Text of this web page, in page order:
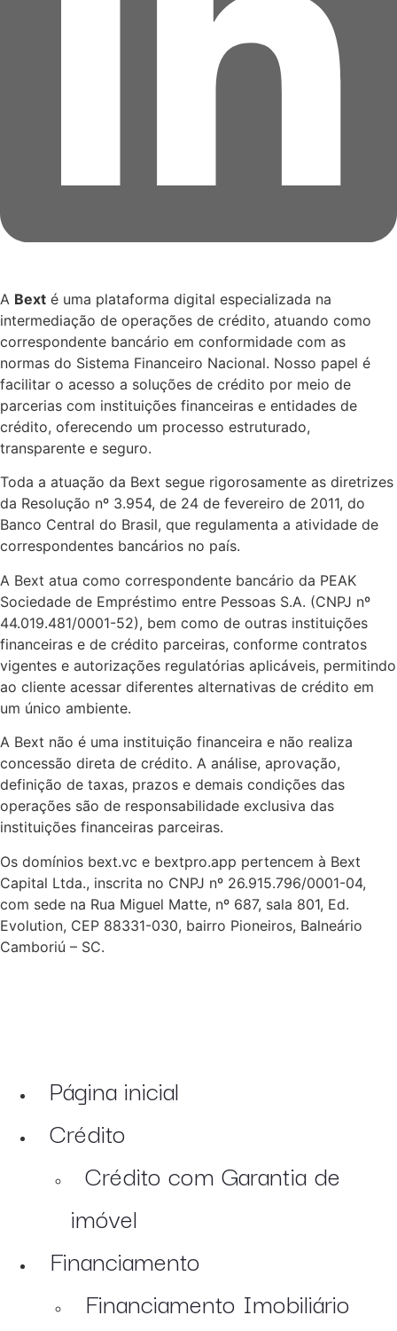
A Bext é uma plataforma digital especializada na
intermediação de operações de crédito, atuando como
correspondente bancário em conformidade com as
normas do Sistema Financeiro Nacional. Nosso papel é
facilitar o acesso a soluções de crédito por meio de
parcerias com instituições financeiras e entidades de
crédito, oferecendo um processo estruturado,
transparente e seguro.
Toda a atuação da Bext segue rigorosamente as diretrizes
da Resolução nº 3.954, de 24 de fevereiro de 2011, do
Banco Central do Brasil, que regulamenta a atividade de
correspondentes bancários no país.
A Bext atua como correspondente bancário da PEAK
Sociedade de Empréstimo entre Pessoas S.A. (CNPJ nº
44.019.481/0001-52), bem como de outras instituições
financeiras e de crédito parceiras, conforme contratos
vigentes e autorizações regulatórias aplicáveis, permitindo
ao cliente acessar diferentes alternativas de crédito em
um único ambiente.
A Bext não é uma instituição financeira e não realiza
concessão direta de crédito. A análise, aprovação,
definição de taxas, prazos e demais condições das
operações são de responsabilidade exclusiva das
instituições financeiras parceiras.
Os domínios bext.vc e bextpro.app pertencem à Bext
Capital Ltda., inscrita no CNPJ nº 26.915.796/0001-04,
com sede na Rua Miguel Matte, nº 687, sala 801, Ed.
Evolution, CEP 88331-030, bairro Pioneiros, Balneário
Camboriú – SC.
Página inicial
Crédito
Crédito com Garantia de
imóvel
Financiamento
Financiamento Imobiliário